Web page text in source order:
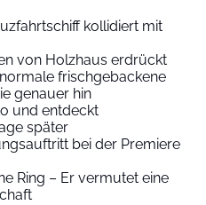
kollidiert mit
von Holzhaus erdrückt
frischgebackene
genauer hin
und entdeckt
später
bei der Premiere
Ring – Er vermutet eine